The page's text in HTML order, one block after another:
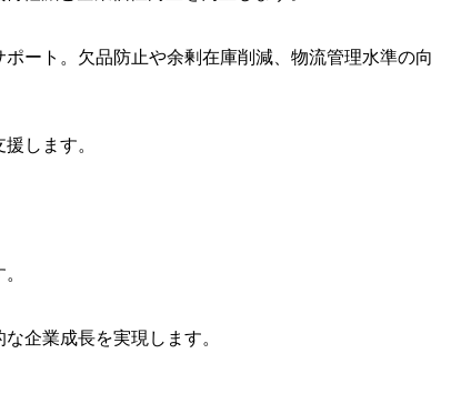
ート。欠品防止や余剰在庫削減、物流管理水準の向
します。
企業成長を実現します。